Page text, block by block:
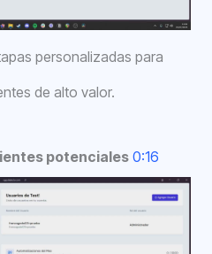
personalizadas para
de alto valor.
potenciales 0:16